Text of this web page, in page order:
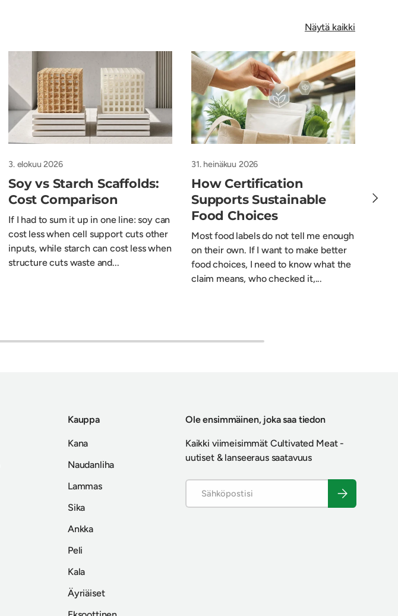
Näytä kaikki
3. elokuu 2026
Soy vs Starch Scaffolds:
Cost Comparison
If I had to sum it up in one line: soy can
cost less when cell support cuts other
inputs, while starch can cost less when
structure cuts waste and...
31. heinäkuu 2026
How Certification
Supports Sustainable
Food Choices
Most food labels do not tell me enough
on their own. If I want to make better
food choices, I need to know what the
claim means, who checked it,...
Kauppa
Kana
Naudanliha
Lammas
Sika
Ankka
Peli
Kala
Äyriäiset
Ole ensimmäinen, joka saa tiedon
Kaikki viimeisimmät Cultivated Meat -
uutiset & lanseeraus saatavuus
Tilaa